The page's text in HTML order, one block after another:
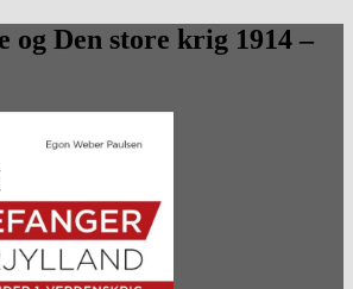
og Den store krig 1914 –